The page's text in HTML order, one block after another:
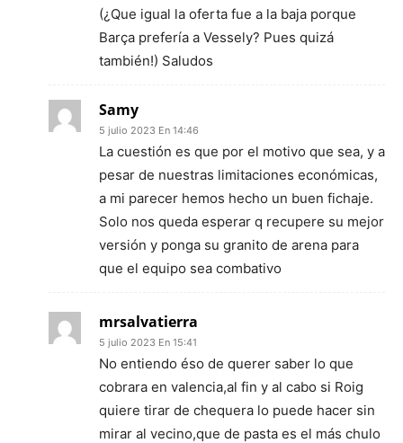
(¿Que igual la oferta fue a la baja porque
Barça prefería a Vessely? Pues quizá
también!) Saludos
Samy
5 julio 2023 En 14:46
La cuestión es que por el motivo que sea, y a
pesar de nuestras limitaciones económicas,
a mi parecer hemos hecho un buen fichaje.
Solo nos queda esperar q recupere su mejor
versión y ponga su granito de arena para
que el equipo sea combativo
mrsalvatierra
5 julio 2023 En 15:41
No entiendo éso de querer saber lo que
cobrara en valencia,al fin y al cabo si Roig
quiere tirar de chequera lo puede hacer sin
mirar al vecino,que de pasta es el más chulo